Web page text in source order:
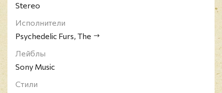
Stereo
Исполнители
Psychedelic Furs, The
Лейблы
Sony Music
Стили